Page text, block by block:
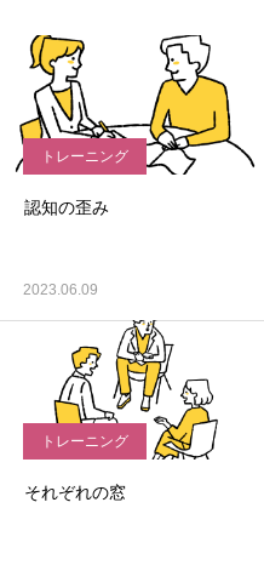
利用者の声
トレーニング
認知の歪み
2023.06.09
トレーニング
それぞれの窓